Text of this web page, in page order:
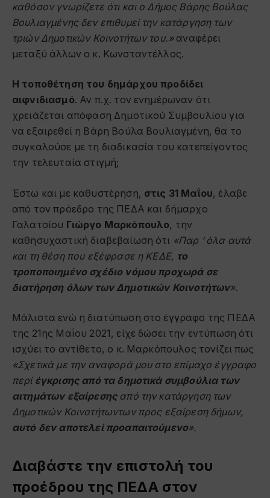
καθόσον γνωρίζετε ότι και ο Δήμος Βάρης Βούλας
Βουλιαγμένης δεν επιθυμεί την κατάργηση των
τριών Δημοτικών Κοινοτήτων του.» αναφέρει
μεταξύ άλλων ο κ. Κωνσταντέλλος.
Η τοποθέτηση του δημάρχου προδίδει
αιφνιδιασμό. Αν π.χ. τον ενημέρωναν ότι
χρειάζεται απόφαση Δημοτικού Συμβουλίου για
να εξαιρεθεί η Βάρη Βούλα Βουλιαγμένη, θα το
συγκαλούσε με τη διαδικασία του κατεπείγοντος
την τελευταία στιγμή;
Έστω και με καθυστέρηση, στις 31 Μαΐου, έλαβε
από τον πρόεδρο της ΠΕΔΑ και δήμαρχο
Γαλατσίου Γιώργο Μαρκόπουλο, την
καθησυχαστική διαβεβαίωση ότι «Παρ ‘ όλα αυτά
και τη θέση που εξέφρασε η ΚΕΔΕ, το
τροποποιημένο σχέδιο νόμου προχωρά σε
διατήρηση όλων των Δημοτικών Κοινοτήτων».
Μάλιστα ενώ η διατύπωση στο έγγραφο της ΠΕΔΑ
της 21ης Μαΐου 2021, είχε δώσει την εντύπωση ότι
ισχύει το αντίθετο, ο κ. Μαρκόπουλος τονίζει πως
«Σχετικά με την αναφορά μου στο επίμαχο έγγραφο
περί έγκρισης από τα δημοτικά συμβούλια των
αιτημάτων εξαίρεσηςαπό την κατάργηση των
Δημοτικών Κοινοτήτωντων προς εξαίρεση δήμων,
αυτό δεν αποτελεί προαπαιτούμενο».
Διαβάστε την επιστολή του
προέδρου της ΠΕΔΑ στον